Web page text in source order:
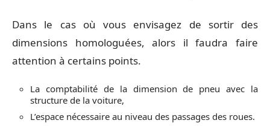
Dans le cas où vous envisagez de sortir des
dimensions homologuées, alors il faudra faire
attention à certains points.
La comptabilité de la dimension de pneu avec la
structure de la voiture,
L’espace nécessaire au niveau des passages des roues.